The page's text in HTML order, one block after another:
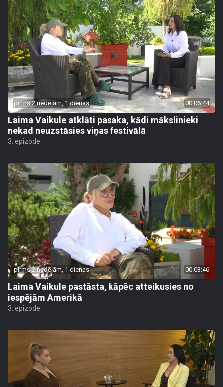
pirms 2 nedēļām, 1 dienas 00:06:44
Laima Vaikule atklāti pasaka, kādi mākslinieki
nekad neuzstāsies viņas festivālā
3. epizode
pirms 2 nedēļām, 1 dienas 00:03:46
Laima Vaikule pastāsta, kāpēc atteikusies no
iespējām Amerikā
3. epizode